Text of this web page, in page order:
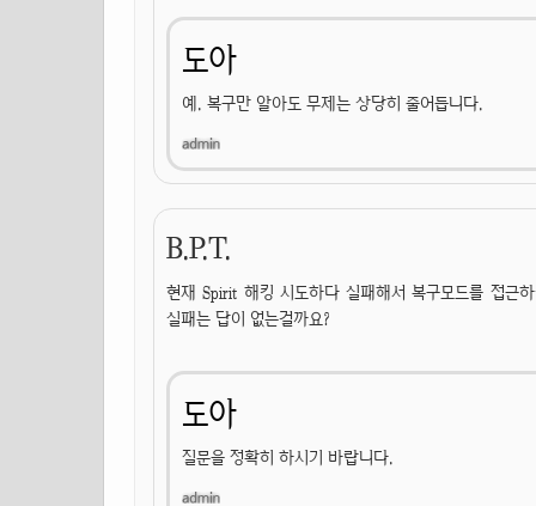
도아
예. 복구만 알아도 무제는 상당히 줄어듭니다.
B.P.T.
현재 Spirit 해킹 시도하다 실패해서 복구모드를 접근
실패는 답이 없는걸까요?
도아
질문을 정확히 하시기 바랍니다.